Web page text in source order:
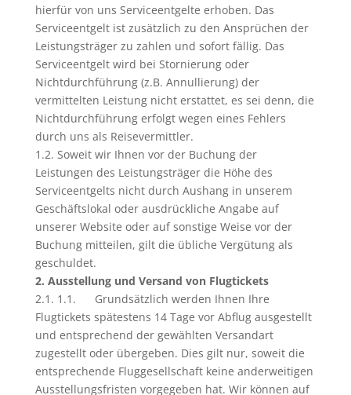
hierfür von uns Serviceentgelte erhoben. Das
Serviceentgelt ist zusätzlich zu den Ansprüchen der
Leistungsträger zu zahlen und sofort fällig. Das
Serviceentgelt wird bei Stornierung oder
Nichtdurchführung (z.B. Annullierung) der
vermittelten Leistung nicht erstattet, es sei denn, die
Nichtdurchführung erfolgt wegen eines Fehlers
durch uns als Reisevermittler.
1.2. Soweit wir Ihnen vor der Buchung der
Leistungen des Leistungsträger die Höhe des
Serviceentgelts nicht durch Aushang in unserem
Geschäftslokal oder ausdrückliche Angabe auf
unserer Website oder auf sonstige Weise vor der
Buchung mitteilen, gilt die übliche Vergütung als
geschuldet.
2. Ausstellung und Versand von Flugtickets
2.1. 1.1. Grundsätzlich werden Ihnen Ihre
Flugtickets spätestens 14 Tage vor Abflug ausgestellt
und entsprechend der gewählten Versandart
zugestellt oder übergeben. Dies gilt nur, soweit die
entsprechende Fluggesellschaft keine anderweitigen
Ausstellungsfristen vorgegeben hat. Wir können auf